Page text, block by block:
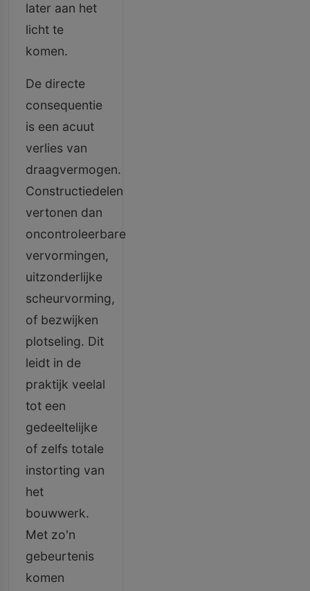
later aan het
licht te
komen.
De directe
consequentie
is een acuut
verlies van
draagvermogen.
Constructiedelen
vertonen dan
oncontroleerbare
vervormingen,
uitzonderlijke
scheurvorming,
of bezwijken
plotseling. Dit
leidt in de
praktijk veelal
tot een
gedeeltelijke
of zelfs totale
instorting van
het
bouwwerk.
Met zo'n
gebeurtenis
komen